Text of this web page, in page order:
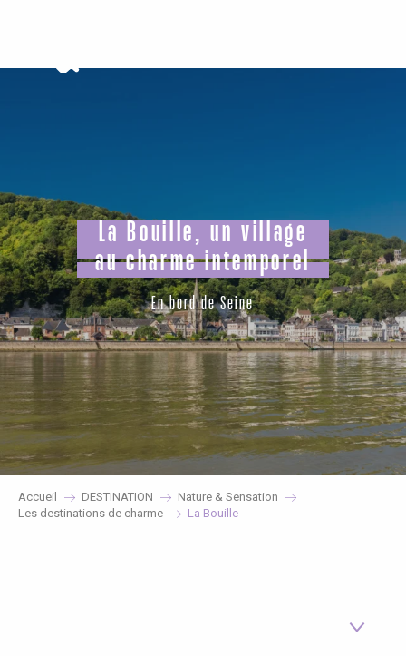
La Bouille, un village
au charme intemporel
En bord de Seine
Accueil DESTINATION
Nature & Sensation
Les destinations de charme
La Bouille